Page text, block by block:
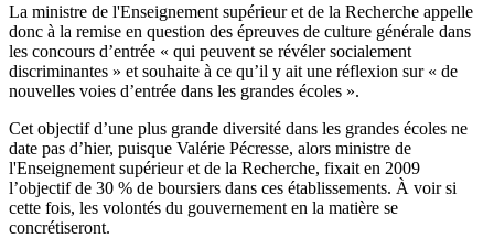
La ministre de l'Enseignement supérieur et de la Recherche appelle
donc à la remise en question des épreuves de culture générale dans
les concours d’entrée « qui peuvent se révéler socialement
discriminantes » et souhaite à ce qu’il y ait une réflexion sur « de
nouvelles voies d’entrée dans les grandes écoles ».
Cet objectif d’une plus grande diversité dans les grandes écoles ne
date pas d’hier, puisque Valérie Pécresse, alors ministre de
l'Enseignement supérieur et de la Recherche, fixait en 2009
l’objectif de 30 % de boursiers dans ces établissements. À voir si
cette fois, les volontés du gouvernement en la matière se
concrétiseront.